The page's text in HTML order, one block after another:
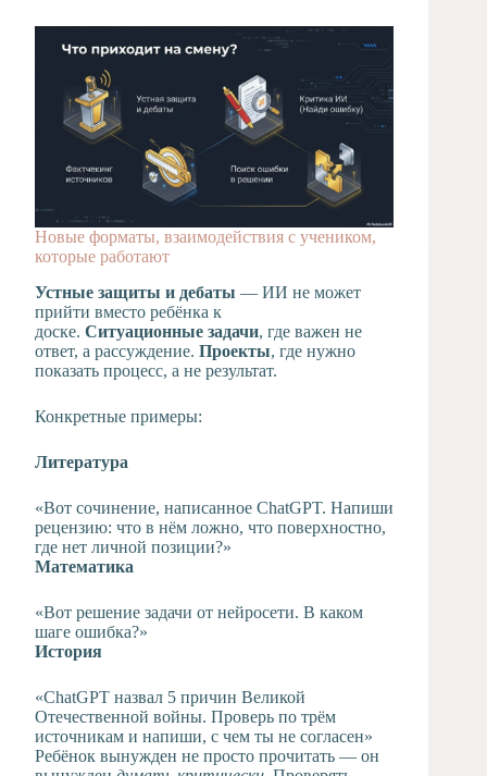
Новые форматы, взаимодействия с учеником,
которые работают
Устные защиты и дебаты — ИИ не может
прийти вместо ребёнка к
доске. Ситуационные задачи, где важен не
ответ, а рассуждение. Проекты, где нужно
показать процесс, а не результат.
Конкретные примеры:
Литература
«Вот сочинение, написанное ChatGPT. Напиши
рецензию: что в нём ложно, что поверхностно,
где нет личной позиции?»
Математика
«Вот решение задачи от нейросети. В каком
шаге ошибка?»
История
«ChatGPT назвал 5 причин Великой
Отечественной войны. Проверь по трём
источникам и напиши, с чем ты не согласен»
Ребёнок вынужден не просто прочитать — он